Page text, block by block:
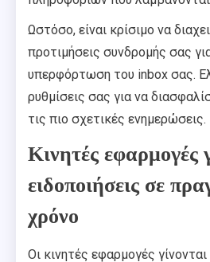
Ωστόσο, είναι κρίσιμο να
προτιμήσεις συνδρομής σας
υπερφόρτωση του inbox σας.
ρυθμίσεις σας για να
τις πιο σχετικές ενημερώσεις.
Κινητές εφαρμογές
ειδοποιήσεις σε
χρόνο
Οι κινητές εφαρμογές